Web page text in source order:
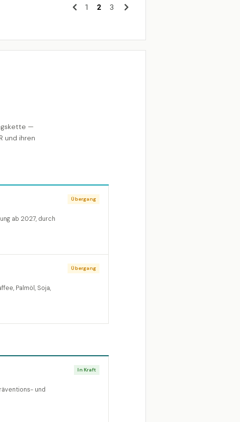
1 2 3
—
und ihren
ab 2027, durch
Übergang
Palmöl, Soja,
Übergang
und
In Kraft